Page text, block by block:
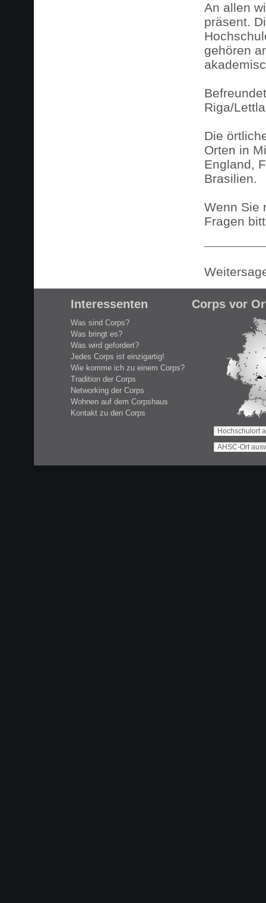
An allen
präsent.
gehören
Riga/
Die
Orten in
England,
Brasilien.
Wenn Sie
Fragen
Interessenten
Was sind Corps?
Was bringt es?
Was wird gefordert?
Jedes Corps ist einzigartig!
Wie komme ich zu einem Corps?
Tradition der Corps
Networking der Corps
Wohnen auf dem Corpshaus
Kontakt zu den Corps
Corps vor